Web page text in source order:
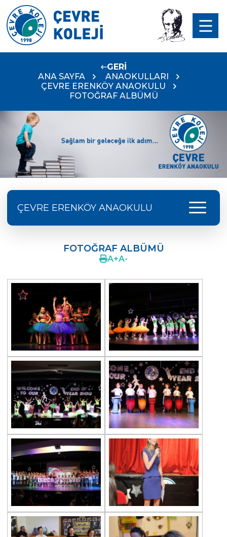
GERİ
ANA SAYFA
ANAOKULLARI
ÇEVRE ERENKÖY ANAOKULU
FOTOĞRAF ALBÜMÜ
ÇEVRE ERENKÖY ANAOKULU menu
OKUL MÜDÜRÜNDEN
İNGİLİZCE
REHBERLİK
ATATÜRK SEVGİMİZ
CEVRE KIDS FEST
NEDEN BİZ
VELİ GÖRÜŞLERİ
FOTOĞRAF ALBÜMÜ
BESLENME HİZMETLERİ
İLETİŞİM
FOTOĞRAF ALBÜMÜ
A+A-